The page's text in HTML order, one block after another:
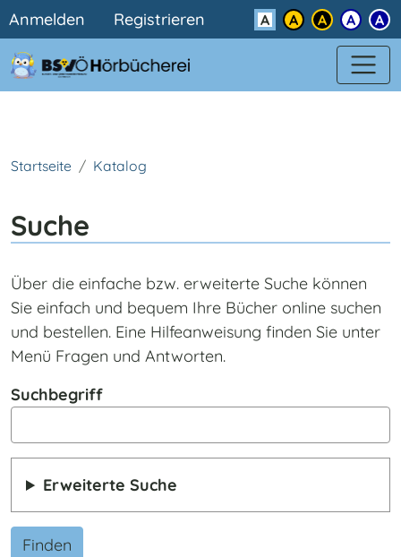
Direkt zum Inhalt
Benutzermenü
Anmelden Registrieren Kontrast
Startseite Katalog
Suche
Über die einfache bzw. erweiterte Suche können
Sie einfach und bequem Ihre Bücher online suchen
und bestellen. Eine Hilfeanweisung finden Sie unter
Menü Fragen und Antworten.
Suchbegriff
Erweiterte Suche
Finden